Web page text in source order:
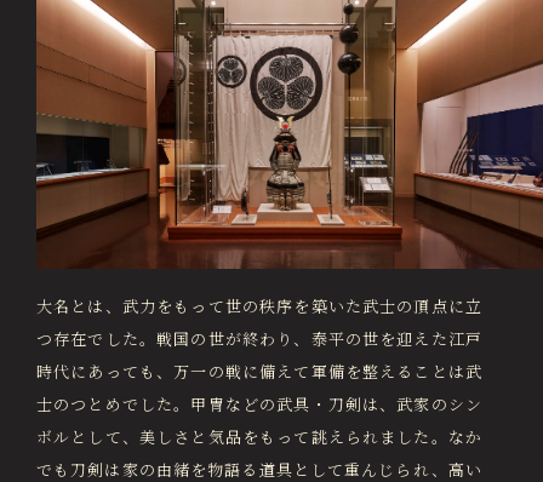
大名とは、武力をもって世の秩序を築いた武士の頂点に立
つ存在でした。戦国の世が終わり、泰平の世を迎えた江戸
時代にあっても、万一の戦に備えて軍備を整えることは武
士のつとめでした。甲冑などの武具・刀剣は、武家のシン
ボルとして、美しさと気品をもって誂えられました。なか
でも刀剣は家の由緒を物語る道具として重んじられ、高い